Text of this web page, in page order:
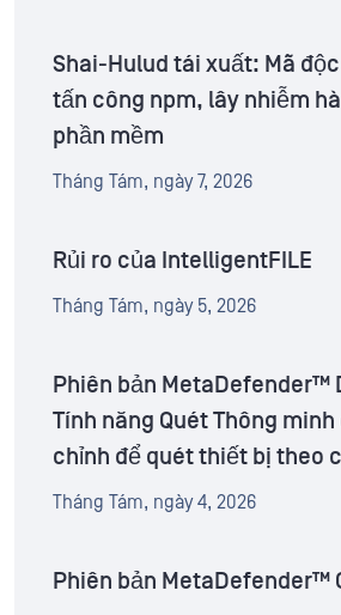
Shai-Hulud tái xuất: Mã
tấn công npm, lây nhiễm
phần mềm
Tháng Tám, ngày 7, 2026
Rủi ro của IntelligentFILE
Tháng Tám, ngày 5, 2026
Phiên bản MetaDefender™
Tính năng Quét Thông
chỉnh để quét thiết bị theo
Tháng Tám, ngày 4, 2026
Phiên bản MetaDefender™